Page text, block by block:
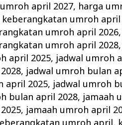
april 2027, harga
keberangkatan umroh april
umroh april 2026,
umroh april 2028,
april 2025, jadwal umroh
, jadwal umroh bulan
april 2025, jadwal umroh
bulan april 2028, jamaah
, jamaah umroh april